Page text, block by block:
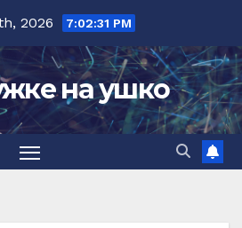
2026 7:02:32 PM
на ушко